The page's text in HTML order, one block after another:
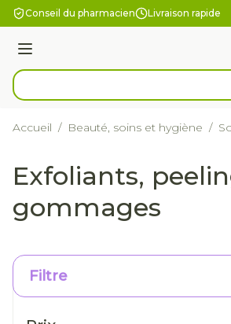
Aller au contenu
Conseil du pharmacien Livraison rapide
Menu
Rechercher
Accueil / Beauté, soins et hygiène /
Exfoliants,
gommages
Filtre